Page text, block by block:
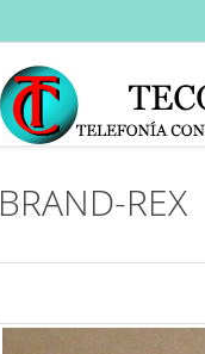
BRAND-REX